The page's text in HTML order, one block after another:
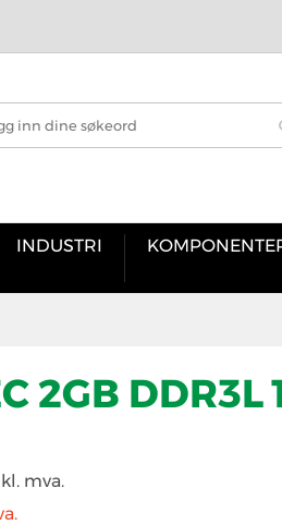
INDUSTRI
2GB
mva.